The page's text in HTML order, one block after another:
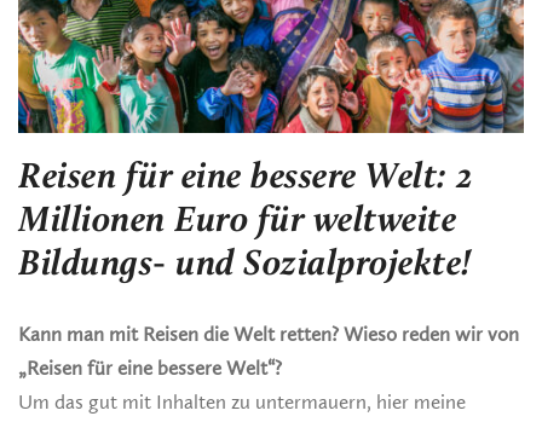
Reisen für eine bessere Welt: 2
Millionen Euro für weltweite
Bildungs- und Sozialprojekte!
Kann man mit Reisen die Welt retten? Wieso reden wir von
„Reisen für eine bessere Welt“?
Um das gut mit Inhalten zu untermauern, hier meine